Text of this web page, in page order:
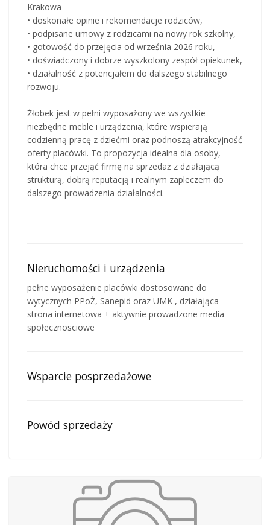
Krakowa
• doskonałe opinie i rekomendacje rodziców,
• podpisane umowy z rodzicami na nowy rok szkolny,
• gotowość do przejęcia od września 2026 roku,
• doświadczony i dobrze wyszkolony zespół opiekunek,
• działalność z potencjałem do dalszego stabilnego
rozwoju.
Żłobek jest w pełni wyposażony we wszystkie
niezbędne meble i urządzenia, które wspierają
codzienną pracę z dziećmi oraz podnoszą atrakcyjność
oferty placówki. To propozycja idealna dla osoby,
która chce przejąć firmę na sprzedaż z działającą
strukturą, dobrą reputacją i realnym zapleczem do
dalszego prowadzenia działalności.
Nieruchomości i urządzenia
pełne wyposażenie placówki dostosowane do
wytycznych PPoŻ, Sanepid oraz UMK , działająca
strona internetowa + aktywnie prowadzone media
społecznosciowe
Wsparcie posprzedażowe
Powód sprzedaży